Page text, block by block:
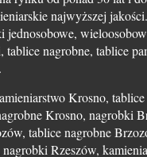
najwyższej
jednosobowe,
nagrobne, tablice
Krosno, tablice
Krosno, nagrobki
tablice nagrobne
Rzeszów,